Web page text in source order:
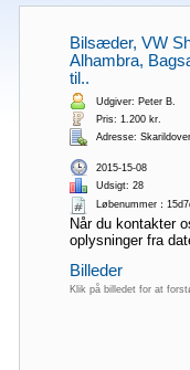
Bilsæder, VW
Alhambra,
til..
Udgiver: Peter B.
Pris: 1.200 kr.
Adresse:
2015-15-08
Udsigt: 28
Løbenummer：
Når du kontakter
oplysninger fra
Billeder
Klik på billedet for at